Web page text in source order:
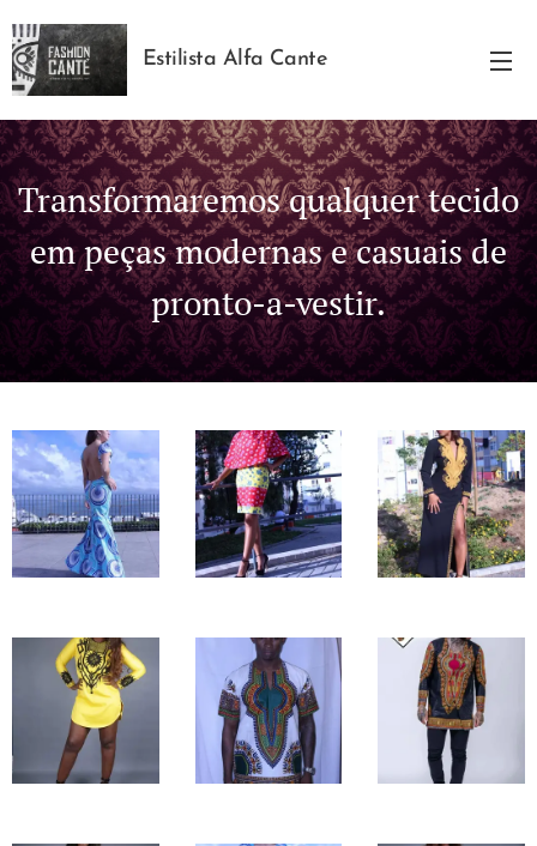
Estilista Alfa Cante
Transformaremos qualquer tecido
em peças modernas e casuais de
pronto-a-vestir.